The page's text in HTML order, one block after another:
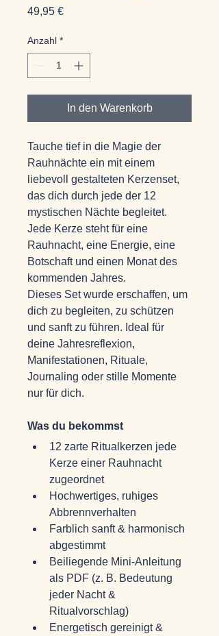
49,95 €Preis
Anzahl *
In den Warenkorb
Tauche tief in die Magie der
Rauhnächte ein mit einem
liebevoll gestalteten Kerzenset,
das dich durch jede der 12
mystischen Nächte begleitet.
Jede Kerze steht für eine
Rauhnacht, eine Energie, eine
Botschaft und einen Monat des
kommenden Jahres.
Dieses Set wurde erschaffen, um
dich zu begleiten, zu schützen
und sanft zu führen. Ideal für
deine Jahresreflexion,
Manifestationen, Rituale,
Journaling oder stille Momente
nur für dich.
Was du bekommst
12 zarte Ritualkerzen jede
Kerze einer Rauhnacht
zugeordnet
Hochwertiges, ruhiges
Abbrennverhalten
Farblich sanft & harmonisch
abgestimmt
Beiliegende Mini-Anleitung
als PDF (z. B. Bedeutung
jeder Nacht &
Ritualvorschlag)
Energetisch gereinigt &